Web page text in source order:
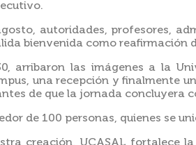
autoridades, profesores,
bienvenida como reafirmación
arribaron las imágenes a la
una recepción y finalmente
de que la jornada concluyera
de 100 personas, quienes se